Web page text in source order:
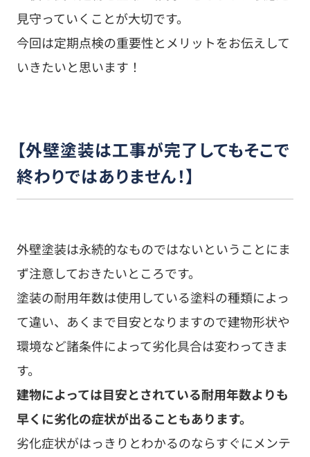
見守っていくことが大切です。
今回は定期点検の重要性とメリットをお伝えして
いきたいと思います！
【外壁塗装は工事が完了してもそこで
終わりではありません！】
外壁塗装は永続的なものではないということにま
ず注意しておきたいところです。
塗装の耐用年数は使用している塗料の種類によっ
て違い、あくまで目安となりますので建物形状や
環境など諸条件によって劣化具合は変わってきま
す。
建物によっては目安とされている耐用年数よりも
早くに劣化の症状が出ることもあります。
劣化症状がはっきりとわかるのならすぐにメンテ